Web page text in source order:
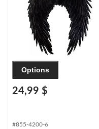
Options
24,99 $
#855-4200-6